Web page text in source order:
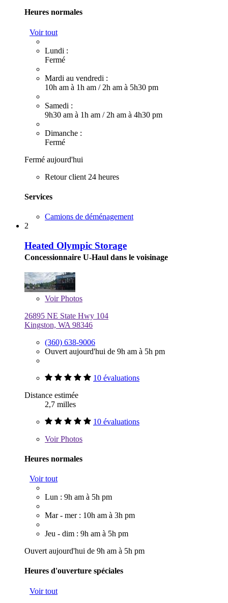
Heures normales
Voir tout
Lundi :
Fermé
Mardi au vendredi :
10h am à 1h am / 2h am à 5h30 pm
Samedi :
9h30 am à 1h am / 2h am à 4h30 pm
Dimanche :
Fermé
Fermé aujourd'hui
Retour client 24 heures
Services
Camions de déménagement
2
Heated Olympic Storage
Concessionnaire U-Haul dans le voisinage
VoirPhotos
26895 NE State Hwy 104
Kingston, WA 98346
(360) 638-9006
Ouvert aujourd'hui de 9h am à 5h pm
10 évaluations
Distance estimée
2,7 milles
10 évaluations
VoirPhotos
Heures normales
Voir tout
Lun : 9h am à 5h pm
Mar - mer : 10h am à 3h pm
Jeu - dim : 9h am à 5h pm
Ouvert aujourd'hui de 9h am à 5h pm
Heures d'ouverture spéciales
Voir tout